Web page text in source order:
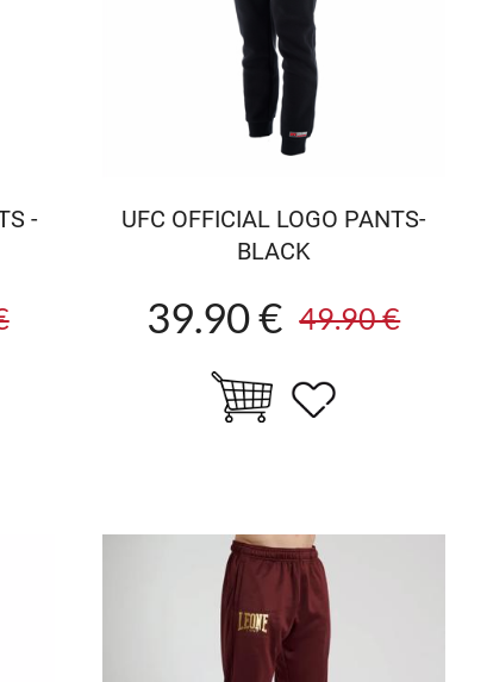
-
UFC OFFICIAL LOGO PANTS-
BLACK
39.90 € 49.90 €